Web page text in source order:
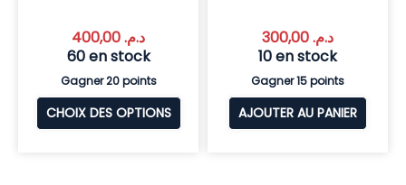
د.م.
60 en stock
Gagner 20 points
CHOIX DES OPTIONS
د.م.
10 en stock
Gagner 15 points
AJOUTER AU PANIER